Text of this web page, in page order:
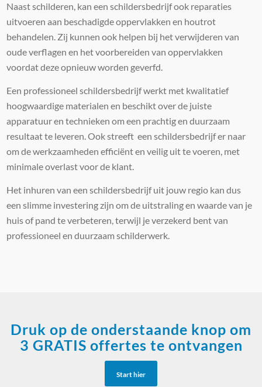
Naast schilderen, kan een schildersbedrijf ook reparaties
uitvoeren aan beschadigde oppervlakken en houtrot
behandelen. Zij kunnen ook helpen bij het verwijderen van
oude verflagen en het voorbereiden van oppervlakken
voordat deze opnieuw worden geverfd.
Een professioneel schildersbedrijf werkt met kwalitatief
hoogwaardige materialen en beschikt over de juiste
apparatuur en technieken om een ​​prachtig en duurzaam
resultaat te leveren. Ook streeft een schildersbedrijf er naar
om de werkzaamheden efficiënt en veilig uit te voeren, met
minimale overlast voor de klant.
Het inhuren van een schildersbedrijf uit jouw regio kan dus
een slimme investering zijn om de uitstraling en waarde van je
huis of pand te verbeteren, terwijl je verzekerd bent van
professioneel en duurzaam schilderwerk.
Druk op de onderstaande knop om
3 GRATIS offertes te ontvangen
Start hier